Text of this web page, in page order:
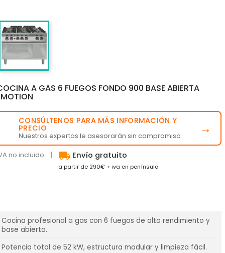
A GAS 6 FUEGOS FONDO 900 BASE ABIERTA
CONSÚLTENOS PARA MÁS INFORMACIÓN Y
PRECIO
Nuestros expertos le asesorarán sin compromiso →
no incluido local_shipping Envío gratuito
a partir de 290€ + iva en península
Cocina profesional a gas con 6 fuegos de alto rendimiento y
base abierta.
Potencia total de 52 kW, estructura modular y limpieza fácil.